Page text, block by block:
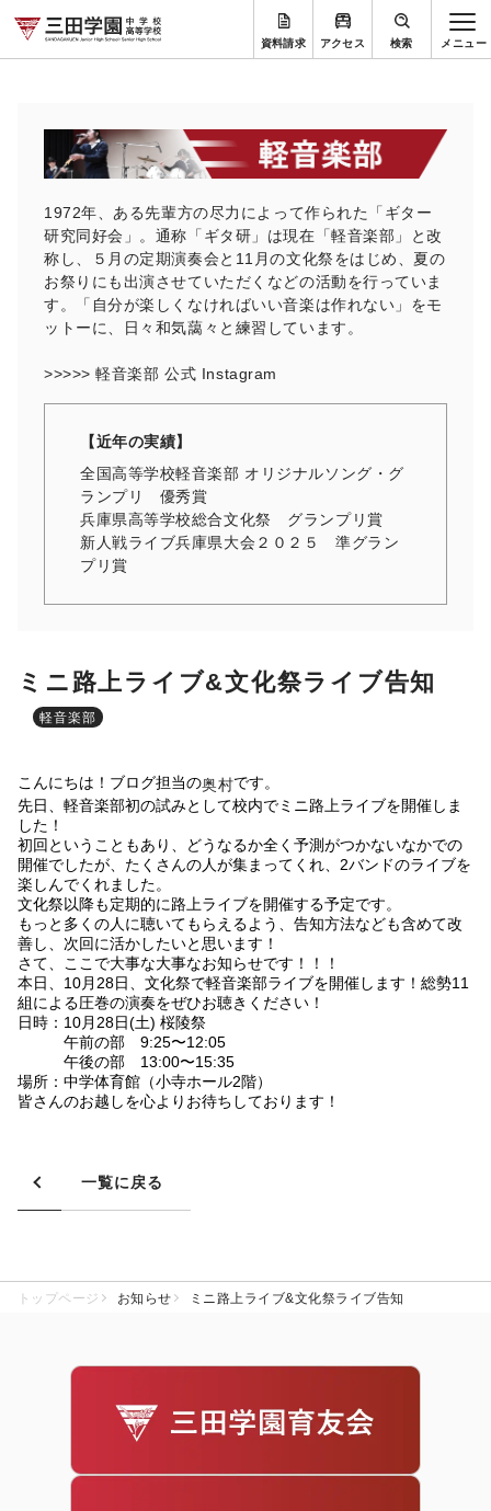
資料請求 アクセス 検索
1972年、ある先輩方の尽力によって作られた「ギター
研究同好会」。通称「ギタ研」は現在「軽音楽部」と改
称し、５月の定期演奏会と11月の文化祭をはじめ、夏の
お祭りにも出演させていただくなどの活動を行っていま
す。「自分が楽しくなければいい音楽は作れない」をモ
ットーに、日々和気藹々と練習しています。
>>>>>軽音楽部 公式 Instagram
【近年の実績】
全国高等学校軽音楽部 オリジナルソング・グ
ランプリ 優秀賞
兵庫県高等学校総合文化祭 グランプリ賞
新人戦ライブ兵庫県大会２０２５ 準グラン
プリ賞
ミニ路上ライブ&文化祭ライブ告知
軽音楽部
こんにちは！ブログ担当の奥村です。
先日、軽音楽部初の試みとして校内でミニ路上ライブを開催しま
した！
初回ということもあり、どうなるか全く予測がつかないなかでの
開催でしたが、たくさんの人が集まってくれ、2バンドのライブを
楽しんでくれました。
文化祭以降も定期的に路上ライブを開催する予定です。
もっと多くの人に聴いてもらえるよう、告知方法なども含めて改
善し、次回に活かしたいと思います！
さて、ここで大事な大事なお知らせです！！！
本日、10月28日、文化祭で軽音楽部ライブを開催します！総勢11
組による圧巻の演奏をぜひお聴きください！
日時：10月28日(土) 桜陵祭
午前の部 9:25〜12:05
午後の部 13:00〜15:35
場所：中学体育館（小寺ホール2階）
皆さんのお越しを心よりお待ちしております！
一覧に戻る
トップページ お知らせ ミニ路上ライブ&文化祭ライブ告知